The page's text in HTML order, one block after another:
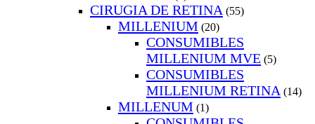
CIRUGIA DE RETINA (55)
MILLENIUM (20)
CONSUMIBLES
MILLENIUM MVE (5)
CONSUMIBLES
MILLENIUM RETINA (14)
MILLENUM (1)